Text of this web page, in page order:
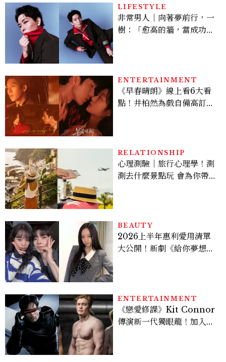
LIFESTYLE
非常男人｜向著夢前行，一
樹：「愈高的牆，當成功爬
ENTERTAINMENT
《早春晴朗》線上看6大看
點！井柏然為戲自備高訂，
RELATIONSHIP
心理測驗｜旅行心理學！測
測去什麼景點玩 會為你帶來
BEAUTY
2026上半年惠利愛用清單
大公開！新劇《給你夢想》
ENTERTAINMENT
《戀愛修課》Kit Connor
傳演新一代獨眼龍！加入新